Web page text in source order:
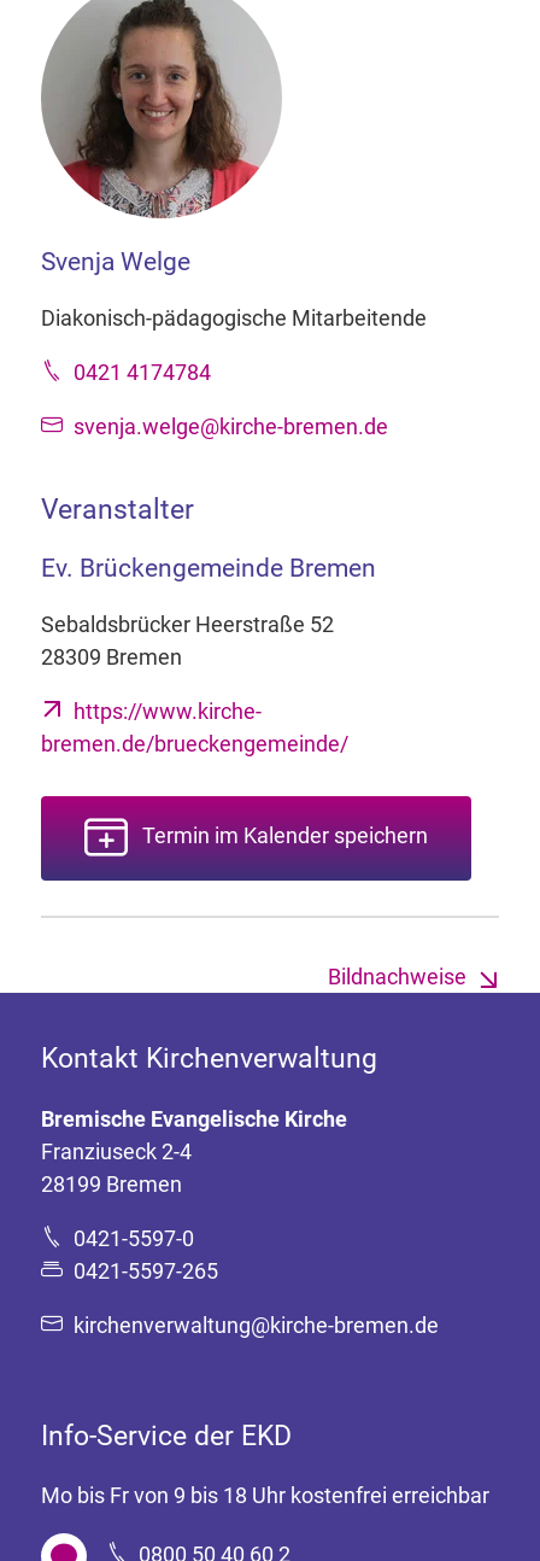
Svenja Welge
Diakonisch-pädagogische Mitarbeitende
0421 4174784
svenja.welge@kirche-bremen.de
Veranstalter
Ev. Brückengemeinde Bremen
Sebaldsbrücker Heerstraße 52
28309 Bremen
https://www.kirche-
bremen.de/brueckengemeinde/
Termin im Kalender speichern
Bildnachweise
Kontakt Kirchenverwaltung
Bremische Evangelische Kirche
Franziuseck 2-4
28199 Bremen
0421-5597-0
0421-5597-265
kirchenverwaltung@kirche-bremen.de
Info-Service der EKD
Mo bis Fr von 9 bis 18 Uhr kostenfrei erreichbar
0800 50 40 60 2